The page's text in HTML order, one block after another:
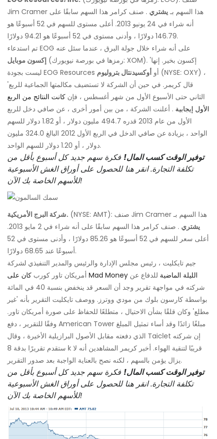
Jim Cramer هذا السهم بـ يشتري . صنف كرامر هذا السهم سابقًا على
أنه شراء في 24 يونيو 2013. أعلى مستوى للسهم في 52 أسبوعًا هو
146.79 دولارًا ، وأدنى مستوى في 52 أسبوعًا هو 94.21 دولارًا.
تم استدعاء EOG على أنه شراء خلال جولة البرق ، عندما سئل عنه
إكسون موبايل (رمزها في بورصة نيويورك: XOM). 'إكسون بخير. إنها
ليست بجودة EOG Resources أو أوكسيدنتال بتروليوم
(NYSE: OXY) ،
'قال كريمر. في حين أن الشركة لا تستضيف مكالمتها الجماعية للربع
الثاني حتى الأسبوع الأول من شهر أغسطس ، فإن كانت النتائج من الربع
الأول إيجابية . أعلنت الشركة ، من بين أمور أخرى ، عن صافي دخل للربع
الأول من عام 2013 قدره 494.7 مليون دولار ، أو 1.82 دولار للسهم
الواحد ، بزيادة عن صافي الدخل في الربع الأول 2012 البالغ 324.0 مليون
دولار ، أو 1.20 دولار للسهم الواحد.
توفير الوقت كسب المال! فكرة سهم جديد كل أسبوع بأقل من
تكلفة التجارة. انقر هنا للحصول على أوراق الغش الأسبوعية
للأسهم الخاصة بك الآن!
شركة البرج الأمريكية.
(NYSE: AMT): صنف Jim Cramer هذا السهم بـ
يشتري
. صنف كرامر هذا السهم سابقًا على أنه شراء في 2 مايو 2013.
أعلى سعر للسهم في 52 أسبوعًا هو 85.26 دولارًا ، وأدنى مستوى في 52
أسبوعًا عند 68.65 دولارًا.
جيم تايكليت ، رئيس مجلس الإدارة والرئيس والمدير التنفيذي لشركة
أمريكان تاور كورب
كان على Mad Money الليلة الماضية للدفاع عن
شركته في مواجهة تقرير وجد أن السعر قد ينخفض ​​بنسبة 40 في المائة
بواسطة كارسون بلوك من مودي ووترز. ووصف تايكليت التقرير بأنه 'غير
مطلع' وكان قلقًا بشأن الاحتيال ، متطلعًا للحفاظ على صورة أمريكان تاور.
وفقًا للتقرير ، دفع American Tower مبلغًا زائدًا وقد أساء تمثيل المبلغ
الذي دفعته مقابل الأصول البرازيلية الأخيرة ، وقال Taiclet إن شركته
ستقدم تقريرًا بدقة 8 k قريبًا لتنقية الهواء. أخبر كريمر المشاهدين أنه لا
يزال يؤمن بالسهم ، لكنه نصح بالعناية الواجبة بعد صدور التقرير.
توفير الوقت كسب المال! فكرة سهم جديد كل أسبوع بأقل من
تكلفة التجارة. انقر هنا للحصول على أوراق الغش الأسبوعية
للأسهم الخاصة بك الآن!